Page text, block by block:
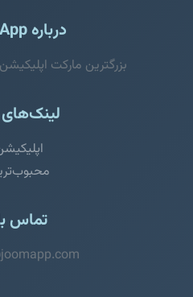
درباره JoomApp
بزرگترین مارکت
تماس